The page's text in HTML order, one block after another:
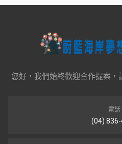
您好，我們始終歡迎合作提案，
電話
(04)